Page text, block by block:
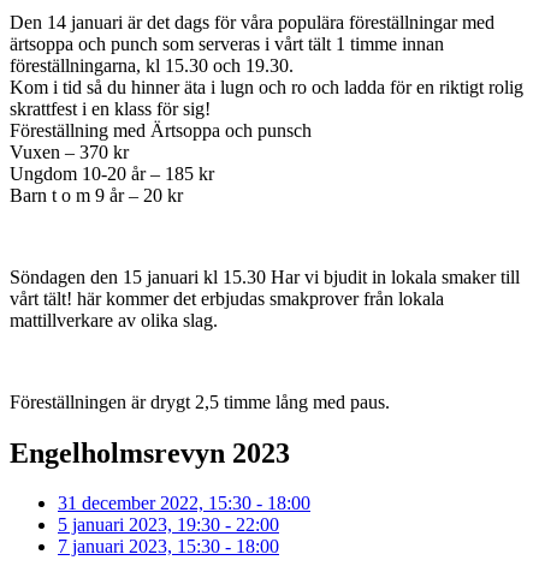
Den 14 januari är det dags för våra populära föreställningar med
ärtsoppa och punch som serveras i vårt tält 1 timme innan
föreställningarna, kl 15.30 och 19.30.
Kom i tid så du hinner äta i lugn och ro och ladda för en riktigt rolig
skrattfest i en klass för sig!
Föreställning med Ärtsoppa och punsch
Vuxen – 370 kr
Ungdom 10-20 år – 185 kr
Barn t o m 9 år – 20 kr
Söndagen den 15 januari kl 15.30 Har vi bjudit in lokala smaker till
vårt tält! här kommer det erbjudas smakprover från lokala
mattillverkare av olika slag.
Föreställningen är drygt 2,5 timme lång med paus.
Engelholmsrevyn 2023
31 december 2022, 15:30 - 18:00
5 januari 2023, 19:30 - 22:00
7 januari 2023, 15:30 - 18:00